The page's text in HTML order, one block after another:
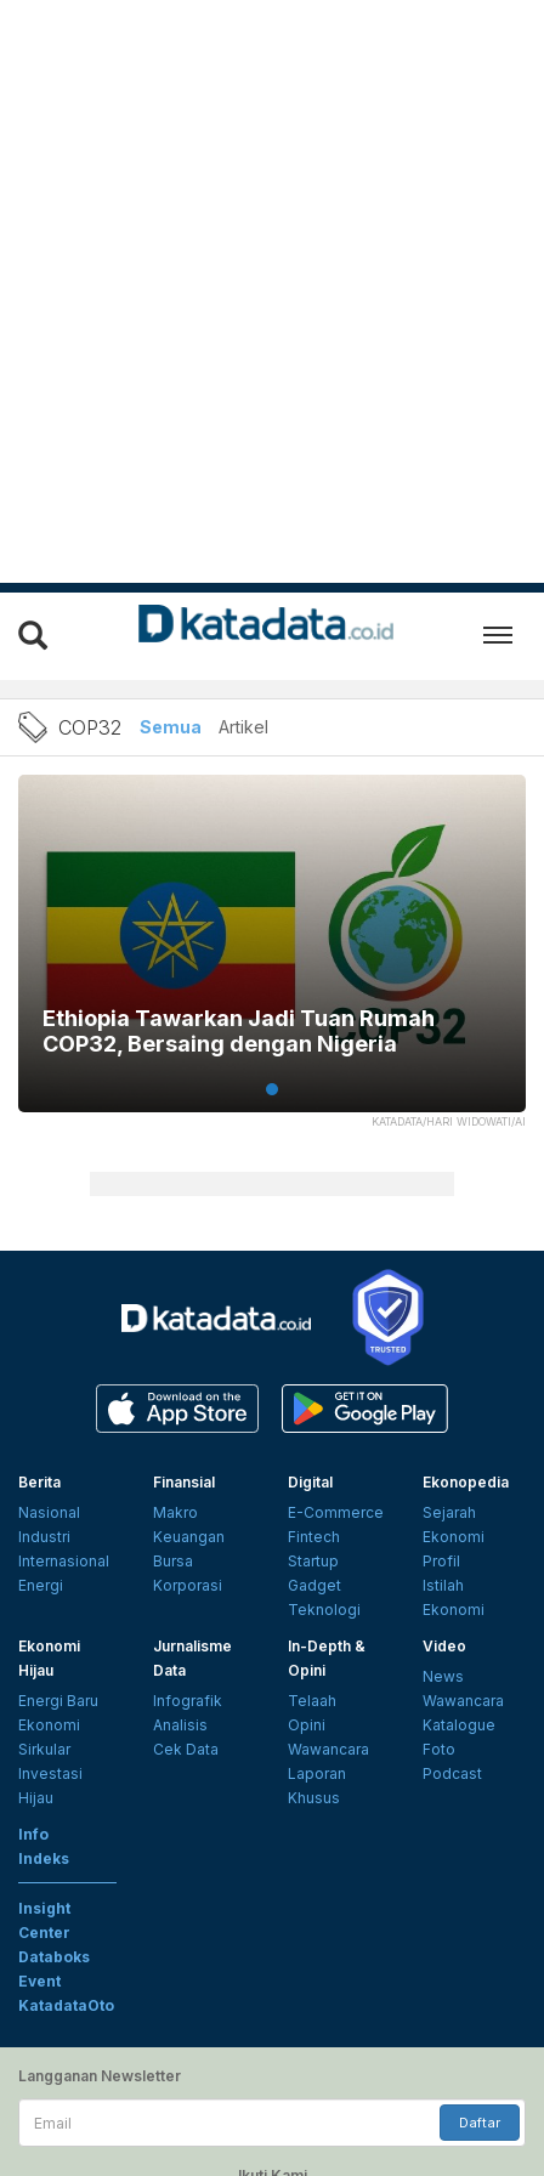
cop32
COP32 Semua Artikel
KATADATA/HARI WIDOWATI/AI
Ethiopia Tawarkan Jadi Tuan Rumah
COP32, Bersaing dengan Nigeria
Berita
Nasional
Industri
Internasional
Energi
Finansial
Makro
Keuangan
Bursa
Korporasi
Digital
E-Commerce
Fintech
Startup
Gadget
Teknologi
Ekonopedia
Sejarah
Ekonomi
Profil
Istilah
Ekonomi
Ekonomi
Hijau
Energi Baru
Ekonomi
Sirkular
Investasi
Hijau
Jurnalisme
Data
Infografik
Analisis
Cek Data
In-Depth &
Opini
Telaah
Opini
Wawancara
Laporan
Khusus
Video
News
Wawancara
Katalogue
Foto
Podcast
Info
Indeks
Insight
Center
Databoks
Event
KatadataOto
Langganan Newsletter
Email
Daftar